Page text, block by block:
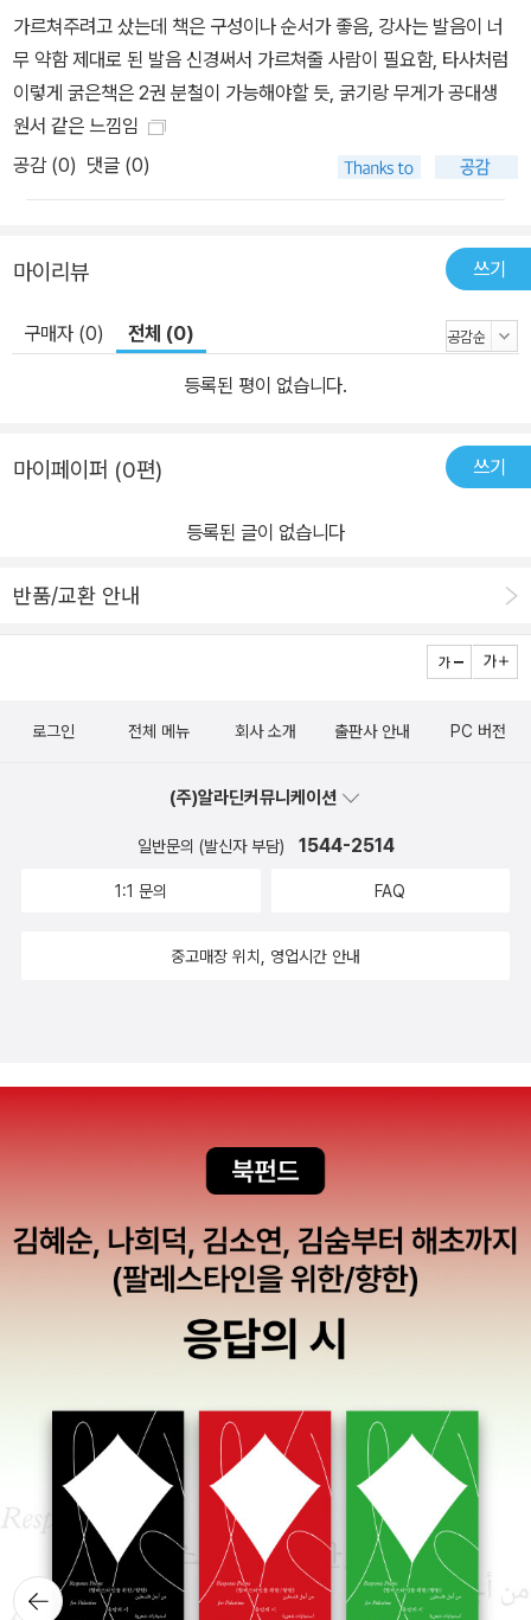
가르쳐주려고 샀는데 책은 구성이나 순서가 좋음, 강사는 발음이 너
무 약함 제대로 된 발음 신경써서 가르쳐줄 사람이 필요함, 타사처럼
이렇게 굵은책은 2권 분철이 가능해야할 듯, 굵기랑 무게가 공대생
원서 같은 느낌임
공감 (0) 댓글 (0)
마이리뷰 쓰기
구매자 (0) 전체 (0)
등록된 평이 없습니다.
마이페이퍼 (0편) 쓰기
등록된 글이 없습니다
반품/교환 안내
뒤로가
기
로그인 전체 메뉴 회사 소개 출판사 안내 PC 버전
(주)알라딘커뮤니케이션
일반문의 (발신자 부담) 1544-2514
1:1 문의 FAQ
중고매장 위치, 영업시간 안내